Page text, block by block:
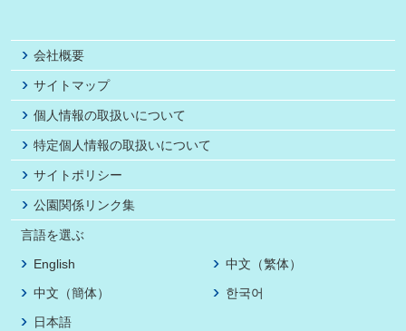
会社概要
サイトマップ
個人情報の取扱いについて
特定個人情報の取扱いについて
サイトポリシー
公園関係リンク集
言語を選ぶ
English
中文（繁体）
中文（簡体）
한국어
日本語